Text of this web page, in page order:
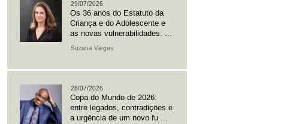
Suzana Viegas
29/07/2026
Os 36 anos do Estatuto da
Criança e do Adolescente e
as novas vulnerabilidades: ...
28/07/2026
Copa do Mundo de 2026:
entre legados, contradições e
a urgência de um novo fu ...